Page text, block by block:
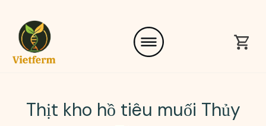
Thịt kho hồ tiêu muối Thủy